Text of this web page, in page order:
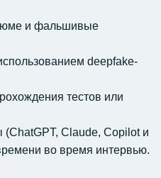
и фальшивые
deepfake-
тестов или
Claude, Copilot и
во время интервью.